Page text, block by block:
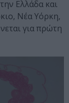
Ελλάδα και
Νέα Υόρκη,
για πρώτη